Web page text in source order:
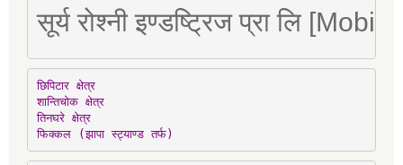
सूर्य रोश्नी इण्डष्ट्रिज प्रा लि
छिपिटार क्षेत्र
शान्तिचोक क्षेत्र
तिनघरे क्षेत्र
फिक्कल (झापा स्ट्याण्ड तर्फ)